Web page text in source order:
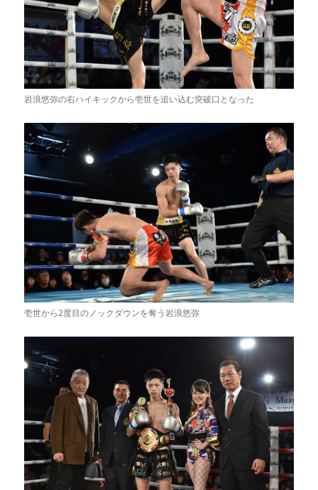
岩浪悠弥の右ハイキックから壱世を追い込む突破口となった
壱世から2度目のノックダウンを奪う岩浪悠弥